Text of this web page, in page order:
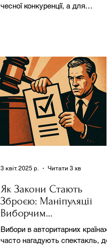
чесної конкуренції, а для
Як Закони Стають
Зброєю: Маніпуляції
Виборчим
Законодавством в
Автократіях
Вибори в авторитарних країнах
часто нагадують спектакль, де
3 квіт. 2025 р. Читати 3 хв